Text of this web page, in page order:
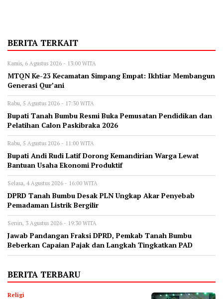
BERITA TERKAIT
Kamis, 6 Agustus 2026 - 13:00 WITA
MTQN Ke-23 Kecamatan Simpang Empat: Ikhtiar Membangun
Generasi Qur’ani
Rabu, 5 Agustus 2026 - 17:30 WITA
Bupati Tanah Bumbu Resmi Buka Pemusatan Pendidikan dan
Pelatihan Calon Paskibraka 2026
Rabu, 5 Agustus 2026 - 11:00 WITA
Bupati Andi Rudi Latif Dorong Kemandirian Warga Lewat
Bantuan Usaha Ekonomi Produktif
Selasa, 4 Agustus 2026 - 16:00 WITA
DPRD Tanah Bumbu Desak PLN Ungkap Akar Penyebab
Pemadaman Listrik Bergilir
Senin, 3 Agustus 2026 - 19:30 WITA
Jawab Pandangan Fraksi DPRD, Pemkab Tanah Bumbu
Beberkan Capaian Pajak dan Langkah Tingkatkan PAD
BERITA TERBARU
Religi